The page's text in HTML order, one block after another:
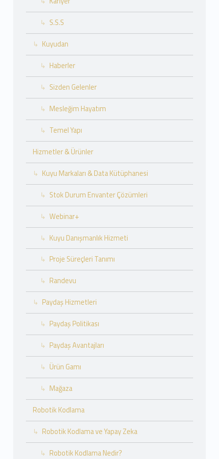
S.S.S
Kuyudan
Haberler
Sizden Gelenler
Mesleğim Hayatım
Temel Yapı
Hizmetler & Ürünler
Kuyu Markaları & Data Kütüphanesi
Stok Durum Envanter Çözümleri
Webinar+
Kuyu Danışmanlık Hizmeti
Proje Süreçleri Tanımı
Randevu
Paydaş Hizmetleri
Paydaş Politikası
Paydaş Avantajları
Ürün Gamı
Mağaza
Robotik Kodlama
Robotik Kodlama ve Yapay Zeka
Robotik Kodlama Nedir?